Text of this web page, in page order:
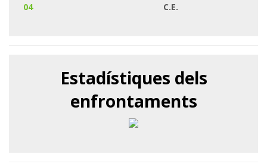
04
C.E.
Estadístiques dels
enfrontaments